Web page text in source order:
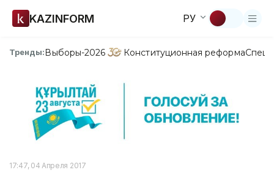
KAZINFORM РУ
Тренды:Выборы-2026 Конституционная реформа
17:47, 04 Апреля 2017